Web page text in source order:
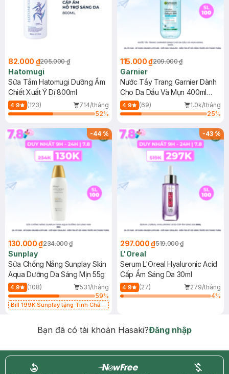
82.000 ₫205.000 ₫
Hatomugi
Sữa Tắm Hatomugi Dưỡng Ẩm
Chiết Xuất Ý Dĩ 800ml
4.9 (123)
714/tháng
52%
115.000 ₫209.000 ₫
Garnier
Nước Tẩy Trang Garnier Dành
Cho Da Dầu Và Mụn 400ml
(Mới)
4.9 (69)
1.0k/tháng
25%
-44%
130.000 ₫234.000 ₫
Sunplay
Sữa Chống Nắng Sunplay Skin
Aqua Dưỡng Da Sáng Mịn 55g
4.9 (108)
531/tháng
59%
Bill 199K Sunplay tặng Tinh Chất
-43%
297.000 ₫519.000 ₫
L'Oreal
Serum L'Oreal Hyaluronic Acid
Cấp Ẩm Sáng Da 30ml
4.9 (27)
279/tháng
4%
Bạn đã có tài khoản Hasaki?Đăng nhập